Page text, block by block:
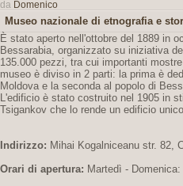
da Domenico
Museo nazionale di etnografia e
È stato aperto nell'ottobre del 1889 in
Bessarabia, organizzato su iniziativa
135.000 pezzi, tra cui importanti
museo è diviso in 2 parti: la prima è
Moldova e la seconda al popolo di
L'edificio è stato costruito nel 1905 in
Tsigankov che lo rende un edificio
Indirizzo: Mihai Kogalniceanu str. 82,
Orari di apertura: Martedì -